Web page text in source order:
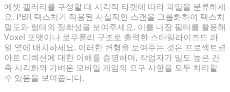
에셋 갤러리를 구성할 때 시각적 타겟에 따라 파일을 분류하세
요. PBR 텍스처가 적용된 사실적인 스캔을 그룹화하여 텍스처
밀도와 형태의 정확성을 보여주세요. 이를 내장 필터를 활용해
Voxel 포맷이나 로우폴리 구조로 출력한 스타일라이즈드 파
일 옆에 배치하세요. 이러한 변형을 보여주는 것은 프로젝트별
아트 디렉션에 대한 이해를 증명하며, 작업자가 밀도 높은 건
축 시각화와 가벼운 모바일 게임의 요구 사항을 모두 처리할
수 있음을 보여줍니다.